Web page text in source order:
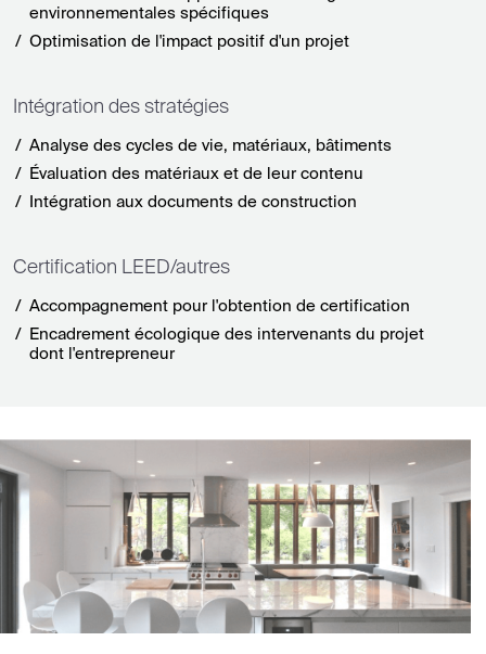
environnementales spécifiques
Optimisation de l'impact positif d'un projet
Intégration des stratégies
Analyse des cycles de vie, matériaux, bâtiments
Évaluation des matériaux et de leur contenu
Intégration aux documents de construction
Certification LEED/autres
Accompagnement pour l'obtention de certification
Encadrement écologique des intervenants du projet
dont l'entrepreneur